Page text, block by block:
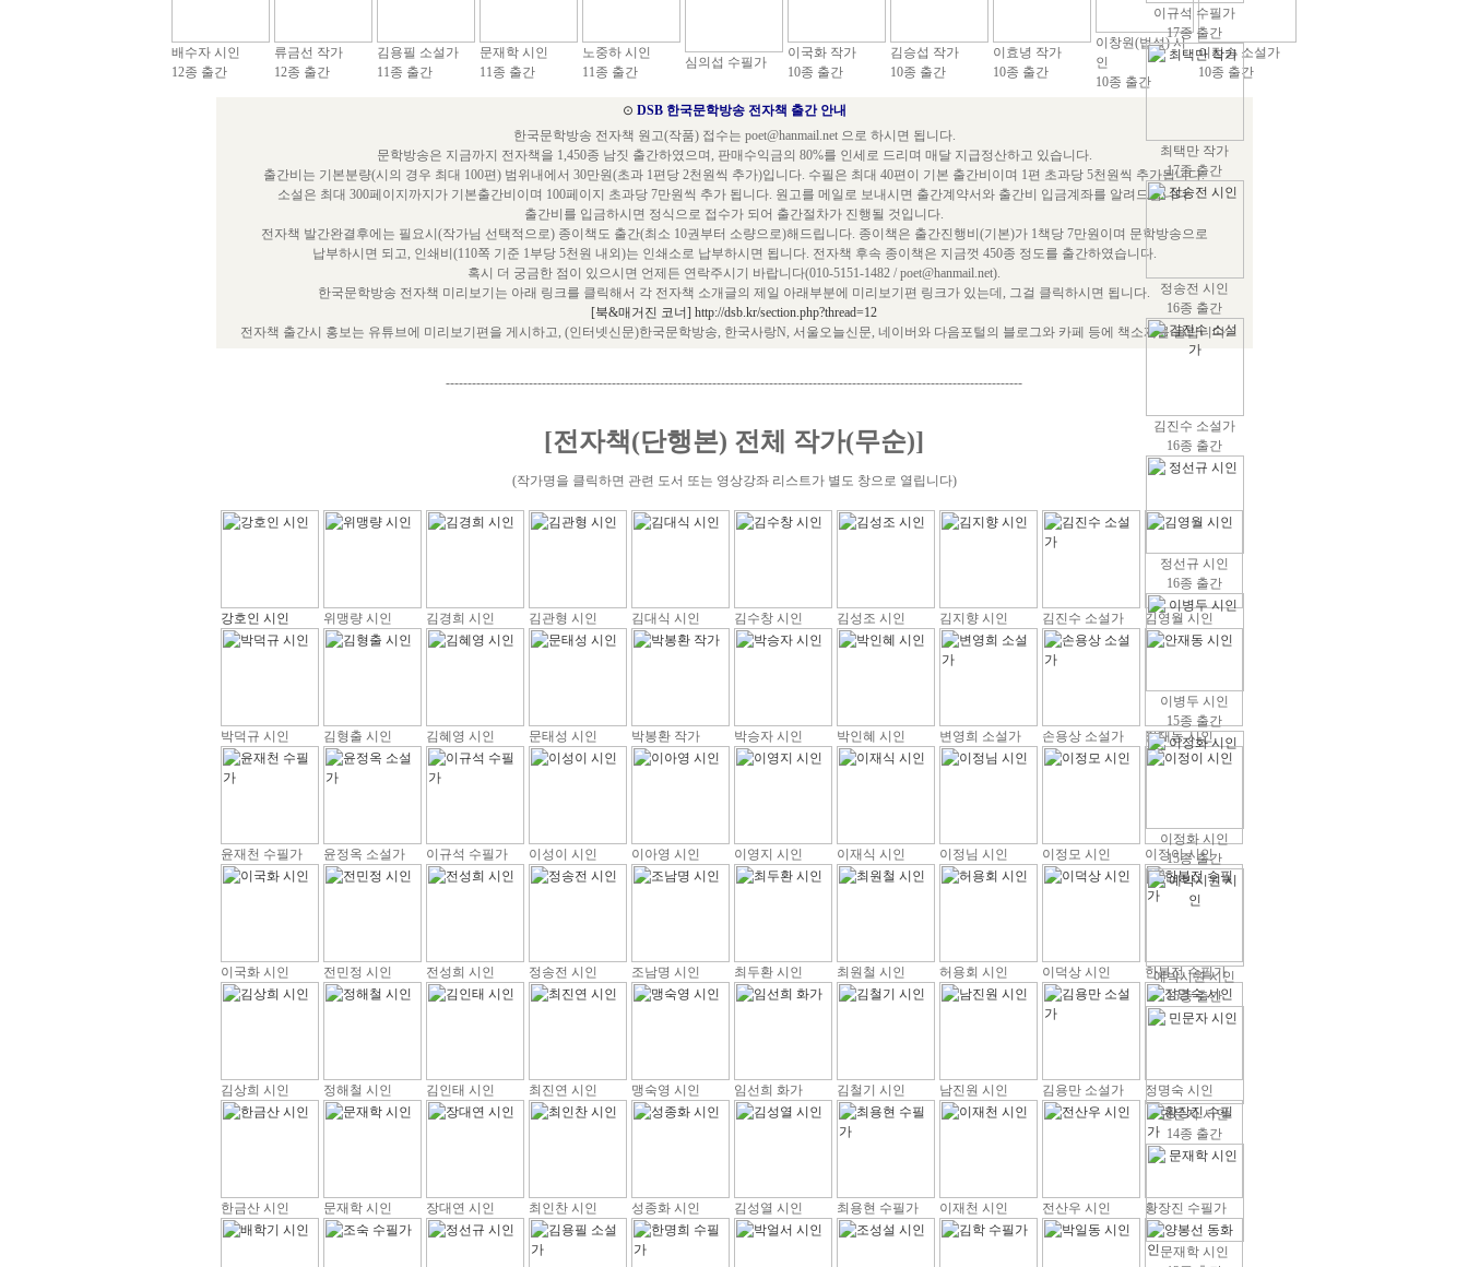
이규석 수필가
17종 출간
최택만 작가
17종 출간
정송전 시인
16종 출간
김진수 소설가
16종 출간
정선규 시인
16종 출간
이병두 시인
15종 출간
이정화 시인
15종 출간
예박시원 시인
15종 출간
민문자 시인
14종 출간
문재학 시인
배수자 시인
12종 출간
류금선 작가
12종 출간
김용필 소설가
11종 출간
문재학 시인
11종 출간
노중하 시인
11종 출간
심의섭 수필가
이국화 작가
10종 출간
김승섭 작가
10종 출간
이효녕 작가
10종 출간
이창원(법성) 시
인
10종 출간
이정승 소설가
10종 출간
⊙ DSB 한국문학방송 전자책 출간 안내
한국문학방송 전자책 원고(작품) 접수는 poet@hanmail.net 으로 하시면 됩니다.
문학방송은 지금까지 전자책을 1,450종 남짓 출간하였으며, 판매수익금의 80%를 인세로 드리며 매달 지급정산하고 있습니다.
출간비는 기본분량(시의 경우 최대 100편) 범위내에서 30만원(초과 1편당 2천원씩 추가)입니다. 수필은 최대 40편이 기본 출간비이며 1편 초과당 5천원씩 추가됩니다.
소설은 최대 300페이지까지가 기본출간비이며 100페이지 초과당 7만원씩 추가 됩니다. 원고를 메일로 보내시면 출간계약서와 출간비 입금계좌를 알려드립니다.
출간비를 입금하시면 정식으로 접수가 되어 출간절차가 진행될 것입니다.
전자책 발간완결후에는 필요시(작가님 선택적으로) 종이책도 출간(최소 10권부터 소량으로)해드립니다. 종이책은 출간진행비(기본)가 1책당 7만원이며 문학방송으로
납부하시면 되고, 인쇄비(110쪽 기준 1부당 5천원 내외)는 인쇄소로 납부하시면 됩니다. 전자책 후속 종이책은 지금껏 450종 정도를 출간하였습니다.
혹시 더 궁금한 점이 있으시면 언제든 연락주시기 바랍니다(010-5151-1482 / poet@hanmail.net).
한국문학방송 전자책 미리보기는 아래 링크를 클릭해서 각 전자책 소개글의 제일 아래부분에 미리보기편 링크가 있는데, 그걸 클릭하시면 됩니다.
[북&매거진 코너] http://dsb.kr/section.php?thread=12
전자책 출간시 홍보는 유튜브에 미리보기편을 게시하고, (인터넷신문)한국문학방송, 한국사랑N, 서울오늘신문, 네이버와 다음포털의 블로그와 카페 등에 책소개를 올립니다.
------------------------------------------------------------------------------------------------------------------------------------
[전자책(단행본) 전체 작가(무순)]
(작가명을 클릭하면 관련 도서 또는 영상강좌 리스트가 별도 창으로 열립니다)
강호인 시인 위맹량 시인 김경희 시인 김관형 시인 김대식 시인 김수창 시인 김성조 시인 김지향 시인 김진수 소설가 김영월 시인
박덕규 시인 김형출 시인 김혜영 시인 문태성 시인 박봉환 작가 박승자 시인 박인혜 시인 변영희 소설가 손용상 소설가 안재동 시인
윤재천 수필가 윤정옥 소설가 이규석 수필가 이성이 시인 이아영 시인 이영지 시인 이재식 시인 이정님 시인 이정모 시인 이정이 시인
이국화 시인 전민정 시인 전성희 시인 정송전 시인 조남명 시인 최두환 시인 최원철 시인 허용회 시인 이덕상 시인 한봉전 수필가
김상희 시인 정해철 시인 김인태 시인 최진연 시인 맹숙영 시인 임선희 화가 김철기 시인 남진원 시인 김용만 소설가 정명숙 시인
한금산 시인 문재학 시인 장대연 시인 최인찬 시인 성종화 시인 김성열 시인 최용현 수필가 이재천 시인 전산우 시인 황장진 수필가